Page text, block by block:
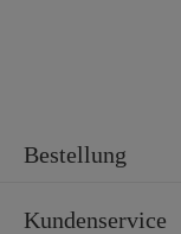
Bestellung
Kundenservice